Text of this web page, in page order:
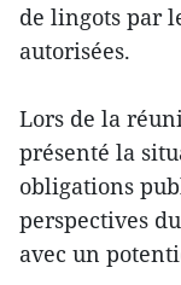
de lingots par
autorisées.
Lors de la
présenté la
obligations
perspectives
avec un